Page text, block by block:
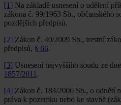
[1] Na základě usnesení o udělení
zákona č. 99/1963 Sb., občanského
pozdějších předpisů.
[2] Zákon č. 40/2009 Sb., trestní
předpisů, § 66.
[3] Usnesení nejvyššího soudu ze
1857/2011.
[4] Zákon č. 184/2006 Sb., o odnětí
práva k pozemku nebo ke stavbě